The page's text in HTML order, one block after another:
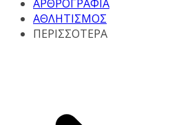
ΑΡΘΡΟΓΡΑΦΙΑ
ΑΘΛΗΤΙΣΜΟΣ
ΠΕΡΙΣΣΟΤΕΡΑ